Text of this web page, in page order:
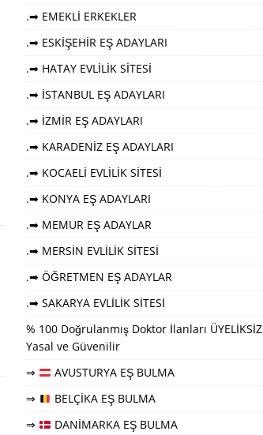
.➡ EMEKLİ ERKEKLER
.➡ ESKİŞEHİR EŞ ADAYLARI
.➡ HATAY EVLİLİK SİTESİ
.➡ İSTANBUL EŞ ADAYLARI
.➡ İZMİR EŞ ADAYLARI
.➡ KARADENİZ EŞ ADAYLARI
.➡ KOCAELİ EVLİLİK SİTESİ
.➡ KONYA EŞ ADAYLARI
.➡ MEMUR EŞ ADAYLAR
.➡ MERSİN EVLİLİK SİTESİ
.➡ ÖĞRETMEN EŞ ADAYLAR
.➡ SAKARYA EVLİLİK SİTESİ
% 100 Doğrulanmış Doktor İlanları ÜYELİKSİZ
Yasal ve Güvenilir
⇒
AVUSTURYA EŞ BULMA
⇒
BELÇİKA EŞ BULMA
⇒
DANİMARKA EŞ BULMA